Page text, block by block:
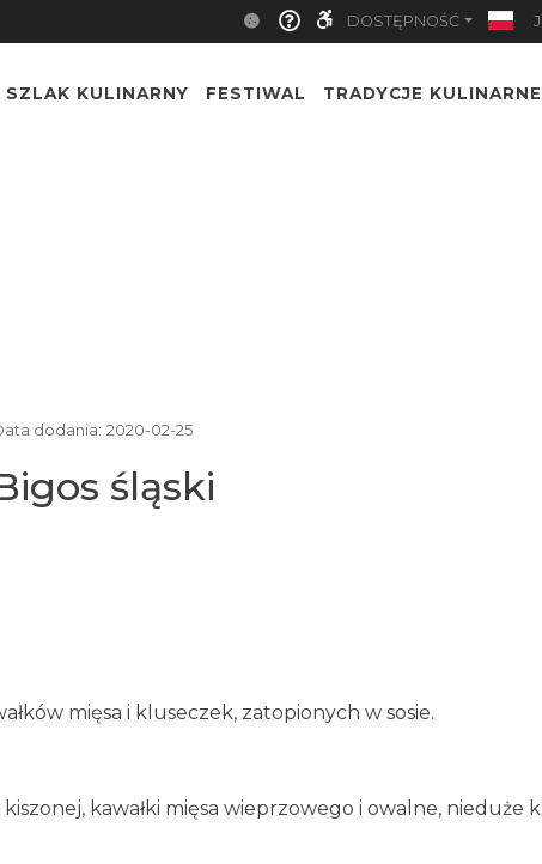
DOSTĘPNOŚĆ
SZLAK KULINARNY FESTIWAL TRADYCJE KULINARNE
dodania: 2020-02-25
śląski
mięsa i kluseczek, zatopionych w sosie.
kawałki mięsa wieprzowego i owalne, nieduże